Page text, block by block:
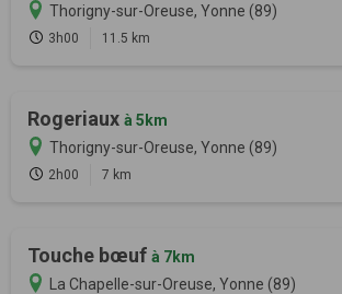
Thorigny-sur-Oreuse, Yonne (89)
3h00 11.5 km
Rogeriaux à 5km
Thorigny-sur-Oreuse, Yonne (89)
2h00 7 km
Touche bœuf à 7km
La Chapelle-sur-Oreuse, Yonne (89)